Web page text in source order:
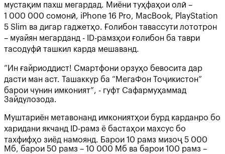
мустақим пахш мегардад. Миёни туҳфаҳои олӣ –
1 000 000 сомонӣ, iPhone 16 Pro, MacBook, PlayStation
5 Slim ва дигар гаджетҳо. Ғолибон тавассути лототрон
– муайян мегарданд - ID-рамзҳои ғолибон ба таври
тасодуфӣ ташкил карда мешаванд.
“Ин ғайриоддист! Смартфони орзуҳо бевосита дар
дасти ман аст. Ташаккур ба “МегаФон Тоҷикистон”
барои чунин имконият”, - гуфт Сафармуҳаммад
Зайдулозода.
Муштариён метавонанд имкониятҳои бурд карданро бо
харидани якчанд ID-рамз ё бастаҳои махсус бо
тахфифҳо зиёд намоянд. Барои 10 рамз мизоҷ 5 000
Мб, барои 50 рамз – 10 000 Мб ва барои 100 рамз –